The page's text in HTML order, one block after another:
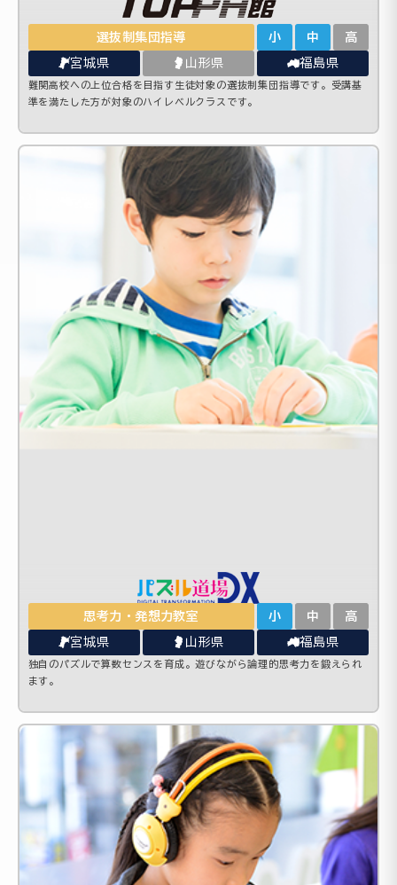
選抜制集団指導 小 中 高
宮城県 山形県 福島県
難関高校への上位合格を目指す生徒対象の選抜制集団指導です。受講基
準を満たした方が対象のハイレベルクラスです。
思考力・発想力教室 小 中 高
宮城県 山形県 福島県
独自のパズルで算数センスを育成。遊びながら論理的思考力を鍛えられ
ます。